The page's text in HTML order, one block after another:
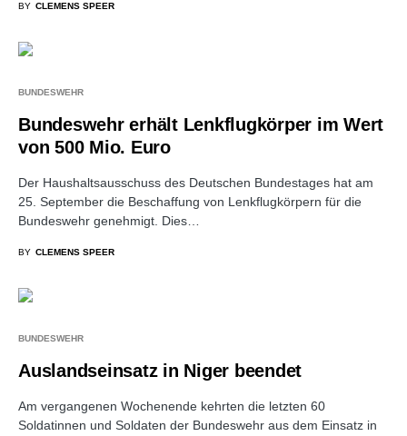
BY CLEMENS SPEER
BUNDESWEHR
Bundeswehr erhält Lenkflugkörper im Wert
von 500 Mio. Euro
Der Haushaltsausschuss des Deutschen Bundestages hat am
25. September die Beschaffung von Lenkflugkörpern für die
Bundeswehr genehmigt. Dies…
BY CLEMENS SPEER
BUNDESWEHR
Auslandseinsatz in Niger beendet
Am vergangenen Wochenende kehrten die letzten 60
Soldatinnen und Soldaten der Bundeswehr aus dem Einsatz in